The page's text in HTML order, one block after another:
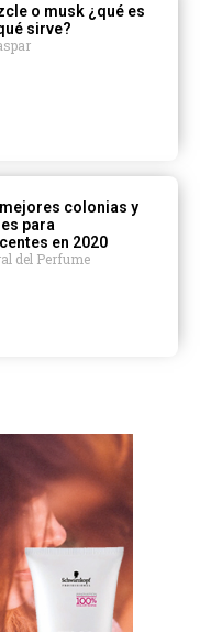
o musk ¿qué es
sirve?
mejores colonias y
para
en 2020
del Perfume